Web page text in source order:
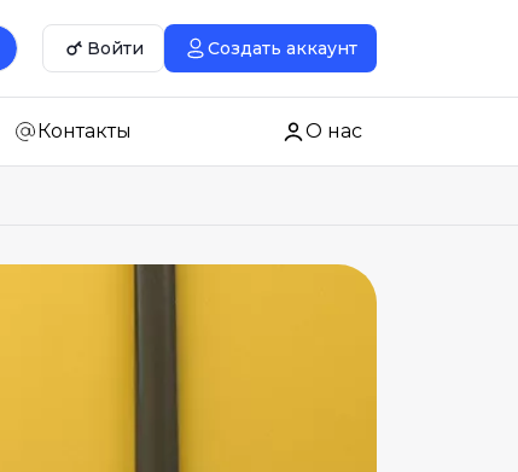
Войти Создать аккаунт
Контакты О нас